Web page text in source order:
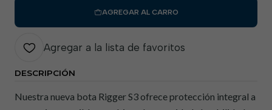
AGREGAR AL CARRO
Agregar a la lista de favoritos
DESCRIPCIÓN
Nuestra nueva bota Rigger S3 ofrece protección integral a